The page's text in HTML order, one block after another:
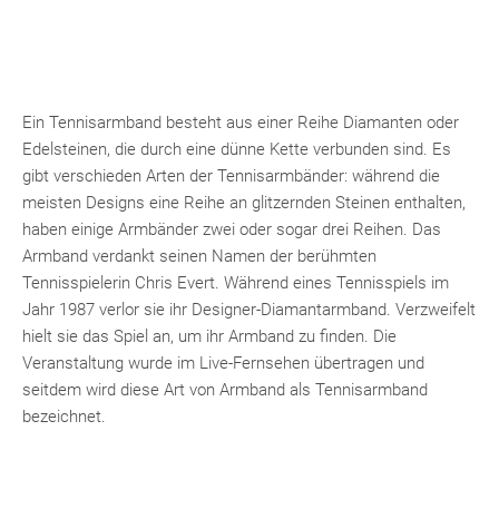
Ein Tennisarmband besteht aus einer Reihe Diamanten oder
Edelsteinen, die durch eine dünne Kette verbunden sind. Es
gibt verschieden Arten der Tennisarmbänder: während die
meisten Designs eine Reihe an glitzernden Steinen enthalten,
haben einige Armbänder zwei oder sogar drei Reihen. Das
Armband verdankt seinen Namen der berühmten
Tennisspielerin Chris Evert. Während eines Tennisspiels im
Jahr 1987 verlor sie ihr Designer-Diamantarmband. Verzweifelt
hielt sie das Spiel an, um ihr Armband zu finden. Die
Veranstaltung wurde im Live-Fernsehen übertragen und
seitdem wird diese Art von Armband als Tennisarmband
bezeichnet.